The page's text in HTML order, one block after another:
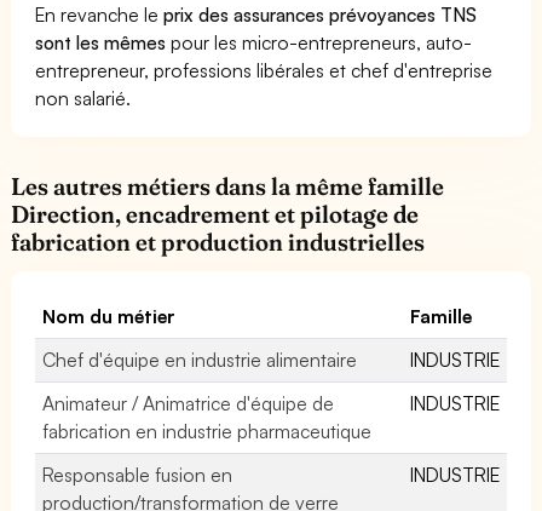
En revanche leprix des assurances prévoyances TNS
sont les mêmes pour les micro-entrepreneurs, auto-
entrepreneur, professions libérales et chef d'entreprise
non salarié.
Les autres métiers dans la même famille
Direction, encadrement et pilotage de
fabrication et production industrielles
Nom du métier
Famille
Chef d'équipe en industrie alimentaire
INDUSTRIE
Animateur / Animatrice d'équipe de
fabrication en industrie pharmaceutique
INDUSTRIE
Responsable fusion en
production/transformation de verre
INDUSTRIE